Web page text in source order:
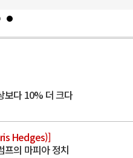
보다 10% 더 크다
Hedges)]
프의 마피아 정치